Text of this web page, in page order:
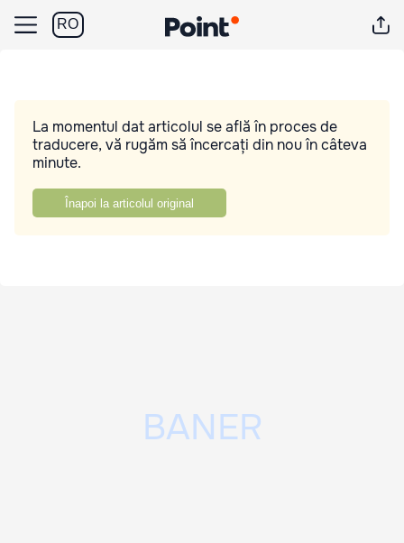
RO
La momentul dat articolul se află în proces de
traducere, vă rugăm să încercați din nou în câteva
minute.
Înapoi la articolul original